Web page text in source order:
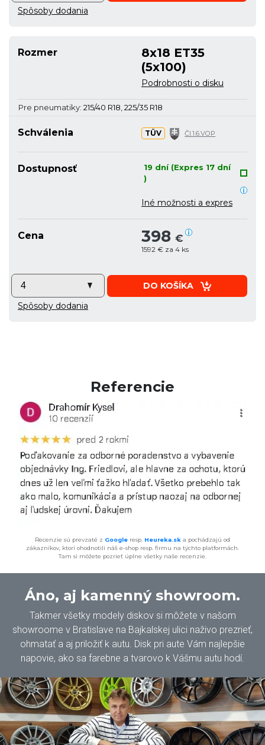
Spôsoby dodania
Rozmer
8x18 ET35
(5x100)
Podrobnosti o disku
Schválenia TÜV Čl.1.6.VOP
Dostupnosť
19 dní (Expres 17 dní
)
Iné možnosti a expres
Cena 398 €
1592 € za 4 ks
DO KOŠÍKA
Spôsoby dodania
Pre pneumatiky: 215/40 R18,225/35 R18
Referencie
Recenzie sú prevzaté z Google resp. Heureka.sk a pochádzajú od
zákazníkov, ktorí ohodnotili náš e-shop resp. firmu na týchto platformách.
Tam si môžete pozrieť úplne všetky naše recenzie.
Áno, aj kamenný showroom.
Takmer všetky modely diskov si môžete v našom
showroome v Bratislave na Bajkalskej ulici naživo prezrieť,
ohmatať a aj priložiť k autu. Disk pri aute Vám najlepšie
napovie, ako sa farebne a tvarovo k Vášmu autu hodí.